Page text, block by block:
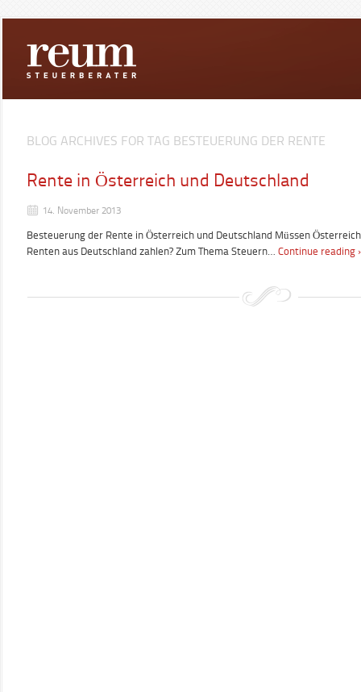
BLOG ARCHIVES FOR TAG BESTEUERUNG DER RENTE
Rente in Österreich und Deutschland
14. November 2013
Besteuerung der Rente in Österreich und Deutschland Müssen
Renten aus Deutschland zahlen? Zum Thema Steuern… Continue reading